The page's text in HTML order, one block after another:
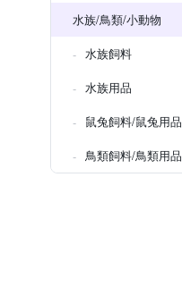
水族/鳥類/小動物
水族飼料
水族用品
鼠兔飼料/鼠兔用品
鳥類飼料/鳥類用品